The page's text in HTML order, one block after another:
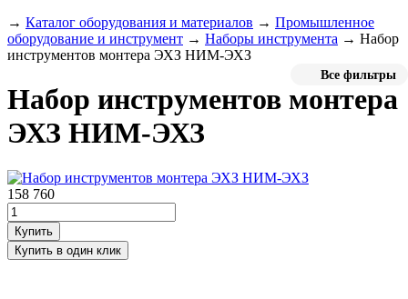
→ Каталог оборудования и материалов → Промышленное
оборудование и инструмент → Наборы инструмента → Набор
инструментов монтера ЭХЗ НИМ-ЭХЗ
Все фильтры
Набор инструментов монтера
ЭХЗ НИМ-ЭХЗ
158 760